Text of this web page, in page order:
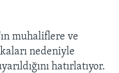
muhaliflere ve
nedeniyle
hatırlatıyor.